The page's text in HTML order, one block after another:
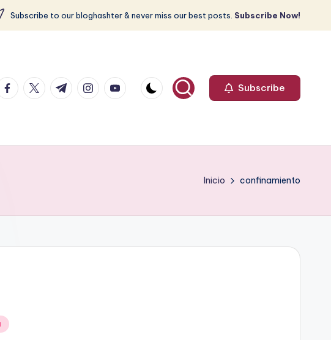
Subscribe to our bloghashter & never miss our best posts. Subscribe Now!
twitter.com
t.me instagram.com
youtube.com Subscribe
Inicio confinamiento